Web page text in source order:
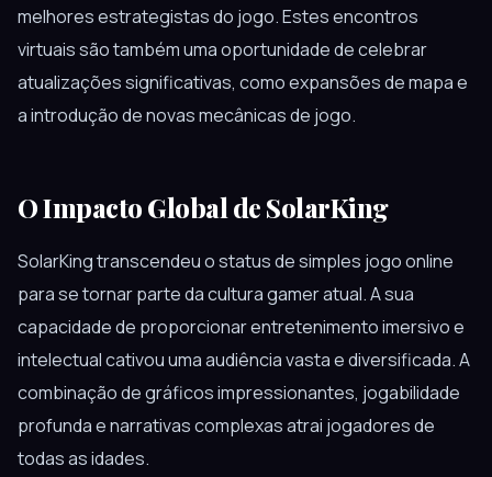
melhores estrategistas do jogo. Estes encontros
virtuais são também uma oportunidade de celebrar
atualizações significativas, como expansões de mapa e
a introdução de novas mecânicas de jogo.
O Impacto Global de SolarKing
SolarKing transcendeu o status de simples jogo online
para se tornar parte da cultura gamer atual. A sua
capacidade de proporcionar entretenimento imersivo e
intelectual cativou uma audiência vasta e diversificada. A
combinação de gráficos impressionantes, jogabilidade
profunda e narrativas complexas atrai jogadores de
todas as idades.